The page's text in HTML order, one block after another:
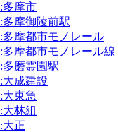
:多摩市
:多摩御陵前駅
:多摩都市モノレール
:多摩都市モノレール線
:多磨霊園駅
:大成建設
:大東急
:大林組
:大正